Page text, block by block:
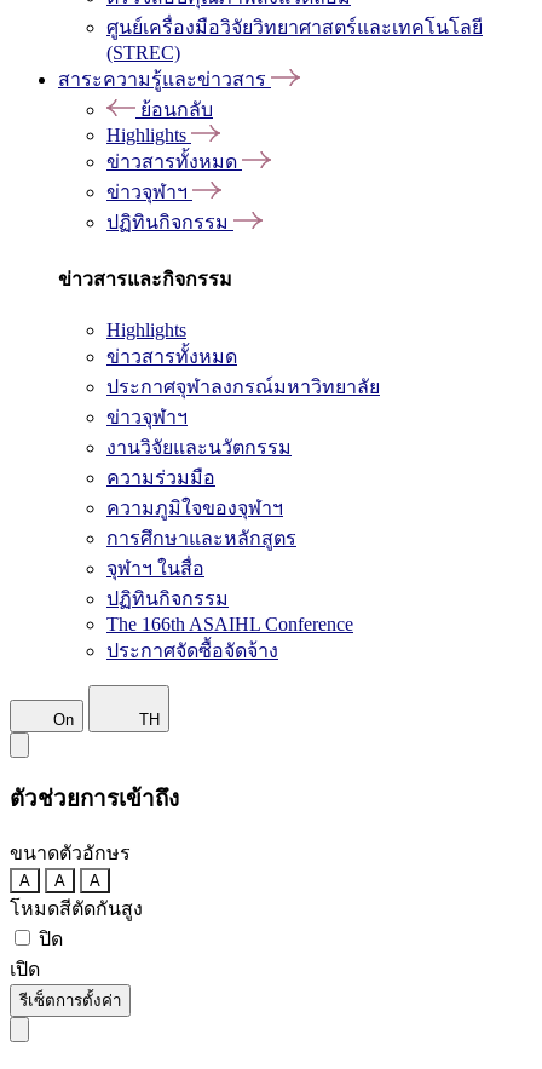
ศูนย์เครื่องมือวิจัยวิทยาศาสตร์และเทคโนโลยี
(STREC)
สาระความรู้และข่าวสาร
ย้อนกลับ
Highlights
ข่าวสารทั้งหมด
ข่าวจุฬาฯ
ปฏิทินกิจกรรม
ข่าวสารและกิจกรรม
Highlights
ข่าวสารทั้งหมด
ประกาศจุฬาลงกรณ์มหาวิทยาลัย
ข่าวจุฬาฯ
งานวิจัยและนวัตกรรม
ความร่วมมือ
ความภูมิใจของจุฬาฯ
การศึกษาและหลักสูตร
จุฬาฯ ในสื่อ
ปฏิทินกิจกรรม
The 166th ASAIHL Conference
ประกาศจัดซื้อจัดจ้าง
On TH
ตัวช่วยการเข้าถึง
ขนาดตัวอักษร
A A A
โหมดสีตัดกันสูง
ปิด
เปิด
รีเซ็ตการตั้งค่า